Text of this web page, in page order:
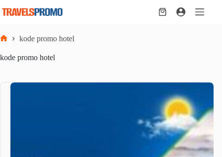
Shopping
kode promo hotel
kode promo hotel